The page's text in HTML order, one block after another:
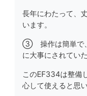
長年にわたって、
います。
③ 操作は簡単で、
に大事にされてい
このEF334は整備
心して使えると思い